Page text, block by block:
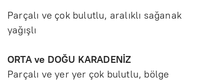
Parçalı ve çok bulutlu, aralıklı sağanak
yağışlı
ORTA ve DOĞU KARADENİZ
Parçalı ve yer yer çok bulutlu, bölge